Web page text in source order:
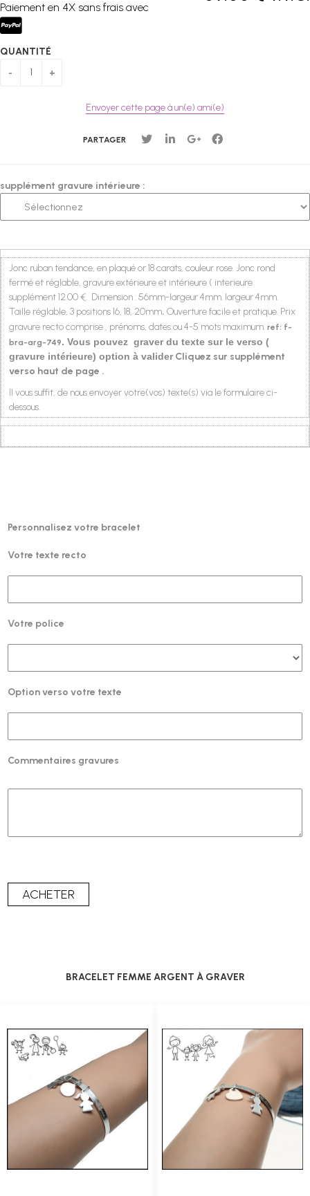
Paiement en 4X sans frais avec
QUANTITÉ
Envoyer cette page à un(e) ami(e)
PARTAGER
supplément gravure intérieure :
Jonc ruban tendance, en plaqué or 18 carats, couleur rose. Jonc rond
fermé et réglable, gravure extérieure et intérieure ( interieure
supplément 12.00 €. Dimension : 56mm-largeur 4mm. largeur 4mm.
Taille réglable, 3 positions 16, 18, 20mm.Ouverture facile et pratique. Prix
gravure recto comprise , prénoms, dates ou 4-5 mots maximum.ref: f-
bra-arg-749. Vous pouvez graver du texte sur le verso (
gravure intérieure) option à validerCliquez sur supplément
verso haut de page .
Il vous suffit, de nous envoyer votre(vos) texte(s) via le formulaire ci-
dessous.
Personnalisez votre bracelet
Votre texte recto
Votre police
Option verso votre texte
Commentaires gravures
BRACELET FEMME ARGENT À GRAVER